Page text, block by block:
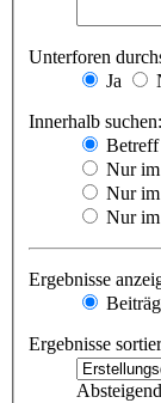
Unterforen
Ja
Innerhalb suchen:
Betreff
Nur
Nur
Nur im
Ergebnisse
Ergebnisse
Absteigend